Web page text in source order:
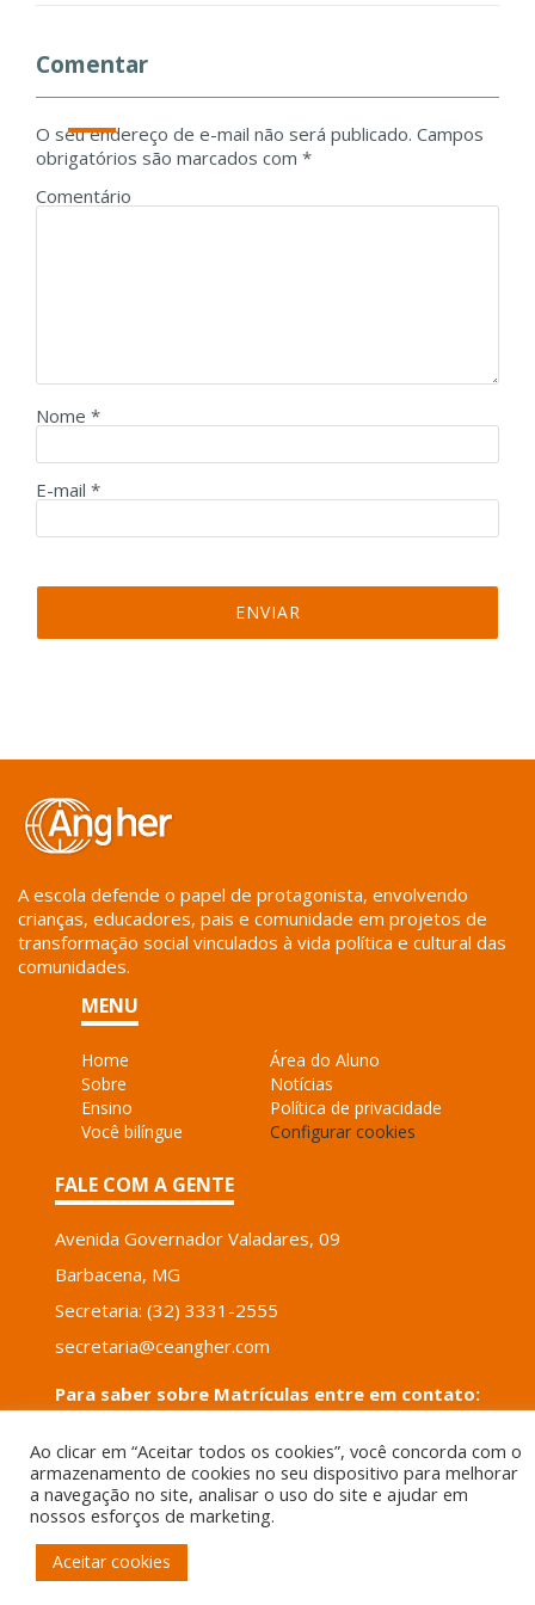
Comentar
O seu endereço de e-mail não será publicado. Campos
obrigatórios são marcados com *
Comentário
Nome *
E-mail *
A escola defende o papel de protagonista, envolvendo
crianças, educadores, pais e comunidade em projetos de
transformação social vinculados à vida política e cultural das
comunidades.
MENU
Home
Sobre
Ensino
Você bilíngue
Área do Aluno
Notícias
Política de privacidade
Configurar cookies
FALE COM A GENTE
Avenida Governador Valadares, 09
Barbacena, MG
Secretaria: (32) 3331-2555
secretaria@ceangher.com
Para saber sobre Matrículas entre em contato:
email: tais.santos@ceangher.com
POWERED BY
Ao clicar em “Aceitar todos os cookies”, você concorda com o
armazenamento de cookies no seu dispositivo para melhorar
a navegação no site, analisar o uso do site e ajudar em
nossos esforços de marketing.
Aceitar cookies